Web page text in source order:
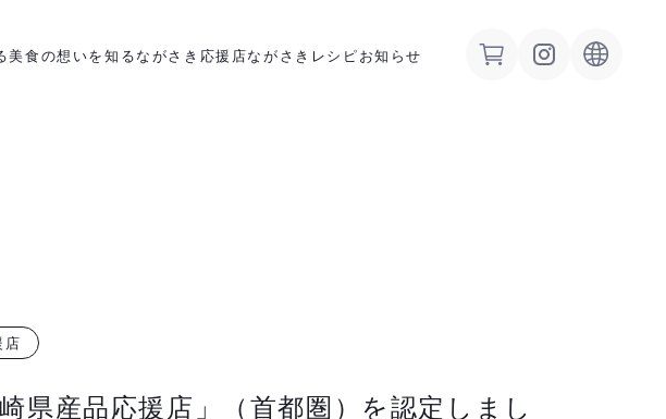
美食の想いを知る ながさき応援店ながさきレシピ お知らせ
店
県産品応援店」（首都圏）を認定しまし